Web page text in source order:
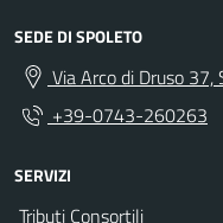
SEDE DI SPOLETO
Via Arco di Druso
+39-0743-260263
SERVIZI
Tributi Consortili